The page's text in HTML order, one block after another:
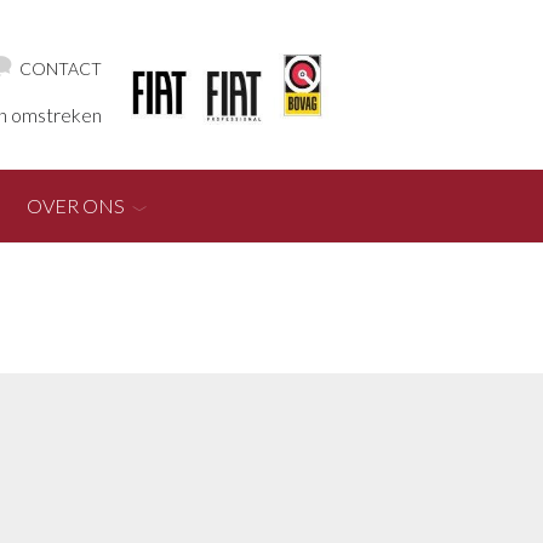
CONTACT
omstreken
OVER ONS